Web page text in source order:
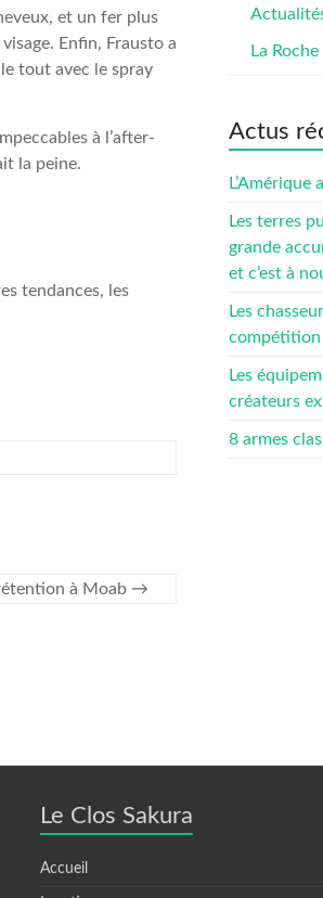
et un fer plus
Enfin, Frausto a
tout avec le spray
à l’after-
la peine.
tendances, les
à Moab →
La
Actus
Les terres
grande
et c’est à
Les
compétition
Les
créateurs
8 armes
Le Clos Sakura
Accueil